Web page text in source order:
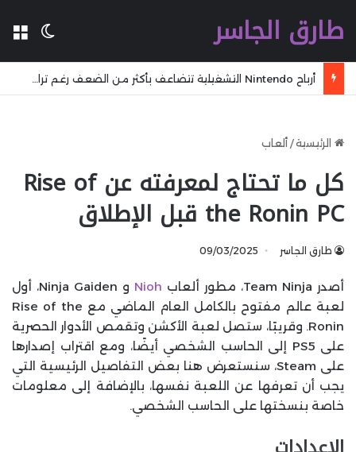
طارق الجاسر
الرئيسية/ ألعاب
كل ما تحتاج لمعرفته عن Rise of
the Ronin PC قبل الإطلاق
طارق الجاسر 09/03/2025
أصدر Team Ninja، مطور ألعاب Nioh
و Ninja Gaiden، أول
لعبة عالم مفتوح بالكامل العام الماضي مع Rise of the
Ronin. وقريبًا، ستصل لعبة الأكشن وتقمص الأدوار الحصرية
على PS5 إلى الحاسب الشخصي أيضًا، ومع اقتراب إصدارها
على Steam، سنستعرض هنا بعض التفاصيل الرئيسية التي
يجب أن تعرفها عن اللعبة نفسها، بالإضافة إلى معلومات
خاصة بنسختها على الحاسب الشخصي.